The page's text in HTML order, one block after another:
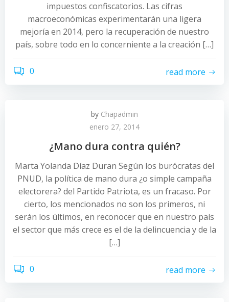
impuestos confiscatorios. Las cifras
macroeconómicas experimentarán una ligera
mejoría en 2014, pero la recuperación de nuestro
país, sobre todo en lo concerniente a la creación […]
0 read more
by Chapadmin
enero 27, 2014
¿Mano dura contra quién?
Marta Yolanda Díaz Duran Según los burócratas del
PNUD, la política de mano dura ¿o simple campaña
electorera? del Partido Patriota, es un fracaso. Por
cierto, los mencionados no son los primeros, ni
serán los últimos, en reconocer que en nuestro país
el sector que más crece es el de la delincuencia y de la
[…]
0 read more